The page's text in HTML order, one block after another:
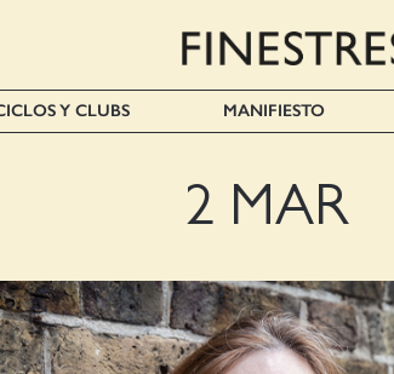
Y CLUBS MANIFIESTO
2 MAR